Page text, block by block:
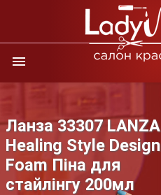
Ланза 33307 LANZA
Healing Style Design
Foam Піна для
стайлінгу 200мл